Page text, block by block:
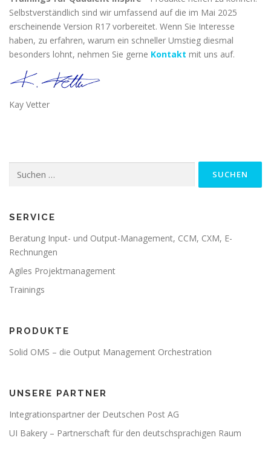
Selbstverständlich sind wir umfassend auf die im Mai 2025
erscheinende Version R17 vorbereitet. Wenn Sie Interesse
haben, zu erfahren, warum ein schneller Umstieg diesmal
besonders lohnt, nehmen Sie gerne Kontakt mit uns auf.
Kay Vetter
Suche
SERVICE
Beratung Input- und Output-Management, CCM, CXM, E-
Rechnungen
Agiles Projektmanagement
Trainings
PRODUKTE
Solid OMS – die Output Management Orchestration
UNSERE PARTNER
Integrationspartner der Deutschen Post AG
UI Bakery – Partnerschaft für den deutschsprachigen Raum